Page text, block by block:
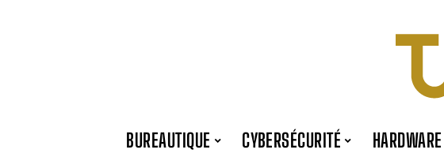
BUREAUTIQUE CYBERSÉCURITÉ HARDWARE